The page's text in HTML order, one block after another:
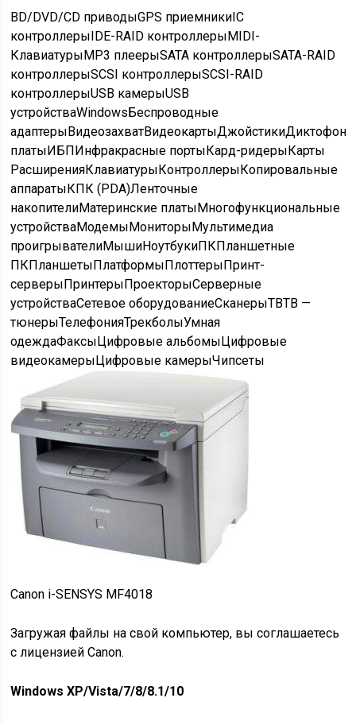
BD/DVD/CD приводыGPS приемникиIC
контроллерыIDE-RAID контроллерыMIDI-
КлавиатурыMP3 плеерыSATA контроллерыSATA-RAID
контроллерыSCSI контроллерыSCSI-RAID
контроллерыUSB камерыUSB
устройстваWindowsБеспроводные
адаптерыВидеозахватВидеокартыДжойстики
платыИБПИнфракрасные портыКард-ридерыКарты
РасширенияКлавиатурыКонтроллерыКопировальные
аппаратыКПК (PDA)Ленточные
накопителиМатеринские платыМногофункциональные
устройстваМодемыМониторыМультимедиа
проигрывателиМышиНоутбукиПКПланшетные
ПКПланшетыПлатформыПлоттерыПринт-
серверыПринтерыПроекторыСерверные
устройстваСетевое оборудованиеСканерыТВТВ —
тюнерыТелефонияТрекболыУмная
одеждаФаксыЦифровые альбомыЦифровые
видеокамерыЦифровые камерыЧипсеты
Canon i-SENSYS MF4018
Загружая файлы на свой компьютер, вы соглашаетесь
с лицензией Canon.
Windows XP/Vista/7/8/8.1/10